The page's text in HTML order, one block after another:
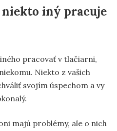
niekto iný pracuje
pracovať v tlačiarni,
Niekto z vašich
svojím úspechom a vy
majú problémy, ale o nich